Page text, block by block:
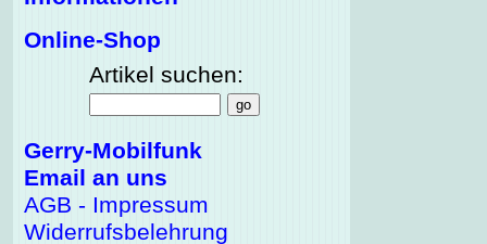
Online-Shop
Artikel suchen:
Gerry-Mobilfunk
Email an uns
AGB - Impressum
Widerrufsbelehrung